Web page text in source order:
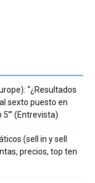
“¿Resultados
sexto puesto en
(Entrevista)
(sell in y sell
precios, top ten